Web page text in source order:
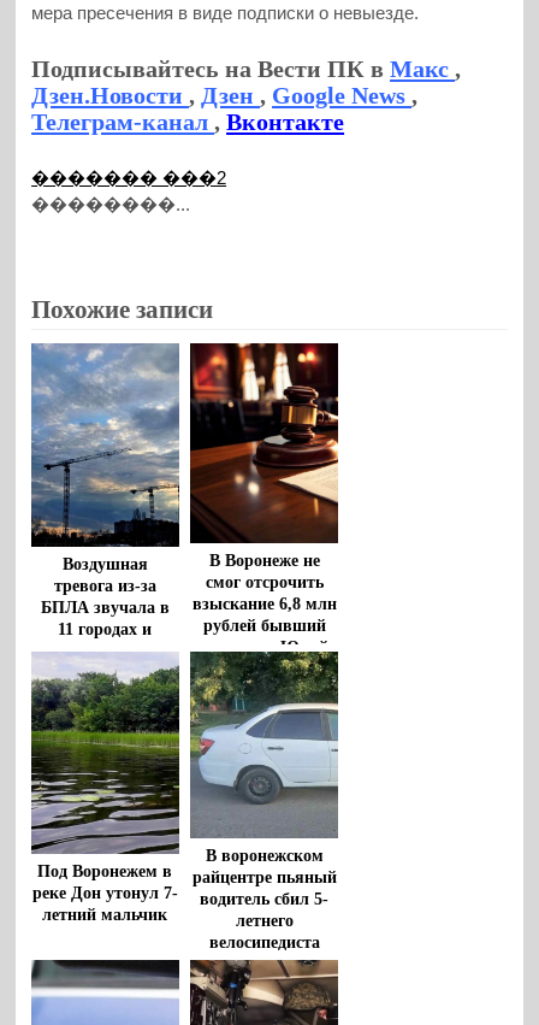
мера пресечения в виде подписки о невыезде.
Подписывайтесь на Вести ПК вМакс,
Дзен.Новости, Дзен, Google News,
Телеграм-канал,Вконтакте
������� ���2
��������...
Похожие записи
Воздушная
тревога из-за
БПЛА звучала в
11 городах и
районах
Воронежской
области
В Воронеже не
смог отсрочить
взыскание 6,8 млн
рублей бывший
чиновник Юрий
Бавыкин
Под Воронежем в
реке Дон утонул 7-
летний мальчик
В воронежском
райцентре пьяный
водитель сбил 5-
летнего
велосипедиста